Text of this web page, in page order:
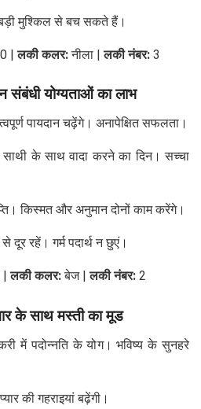
बड़ी मुश्किल से बच सकते हैं।
|लकी कलर:नीला |लकी नंबर: 3
संबंधी योग्यताओं का लाभ
पायदान चढ़ेंगे। अनापेक्षित सफलता।
साथी के साथ वादा करने का दिन। सच्चा
किस्मत और अनुमान दोनों काम करेंगे।
रहें। गर्म पदार्थ न छुएं।
|लकी कलर:बेज |लकी नंबर: 2
के साथ मस्ती का मूड
में पदोन्नति के योग। भविष्य के सुनहरे
की गहराइयां बढ़ेंगी।